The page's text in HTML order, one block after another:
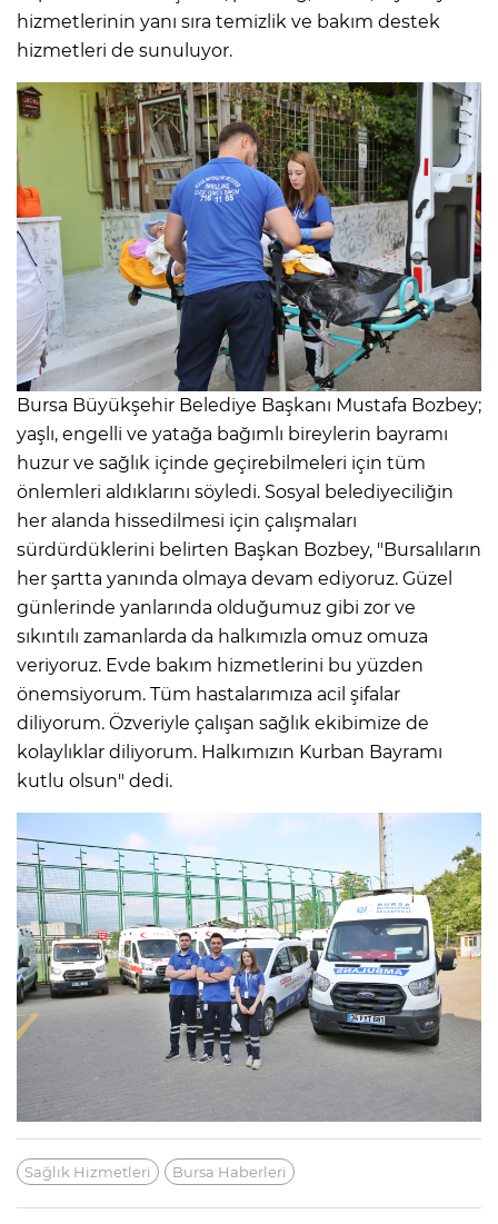
hizmetlerinin yanı sıra temizlik ve bakım destek
hizmetleri de sunuluyor.
Bursa Büyükşehir Belediye Başkanı Mustafa Bozbey;
yaşlı, engelli ve yatağa bağımlı bireylerin bayramı
huzur ve sağlık içinde geçirebilmeleri için tüm
önlemleri aldıklarını söyledi. Sosyal belediyeciliğin
her alanda hissedilmesi için çalışmaları
sürdürdüklerini belirten Başkan Bozbey, "Bursalıların
her şartta yanında olmaya devam ediyoruz. Güzel
günlerinde yanlarında olduğumuz gibi zor ve
sıkıntılı zamanlarda da halkımızla omuz omuza
veriyoruz. Evde bakım hizmetlerini bu yüzden
önemsiyorum. Tüm hastalarımıza acil şifalar
diliyorum. Özveriyle çalışan sağlık ekibimize de
kolaylıklar diliyorum. Halkımızın Kurban Bayramı
kutlu olsun" dedi.
Sağlık Hizmetleri Bursa Haberleri